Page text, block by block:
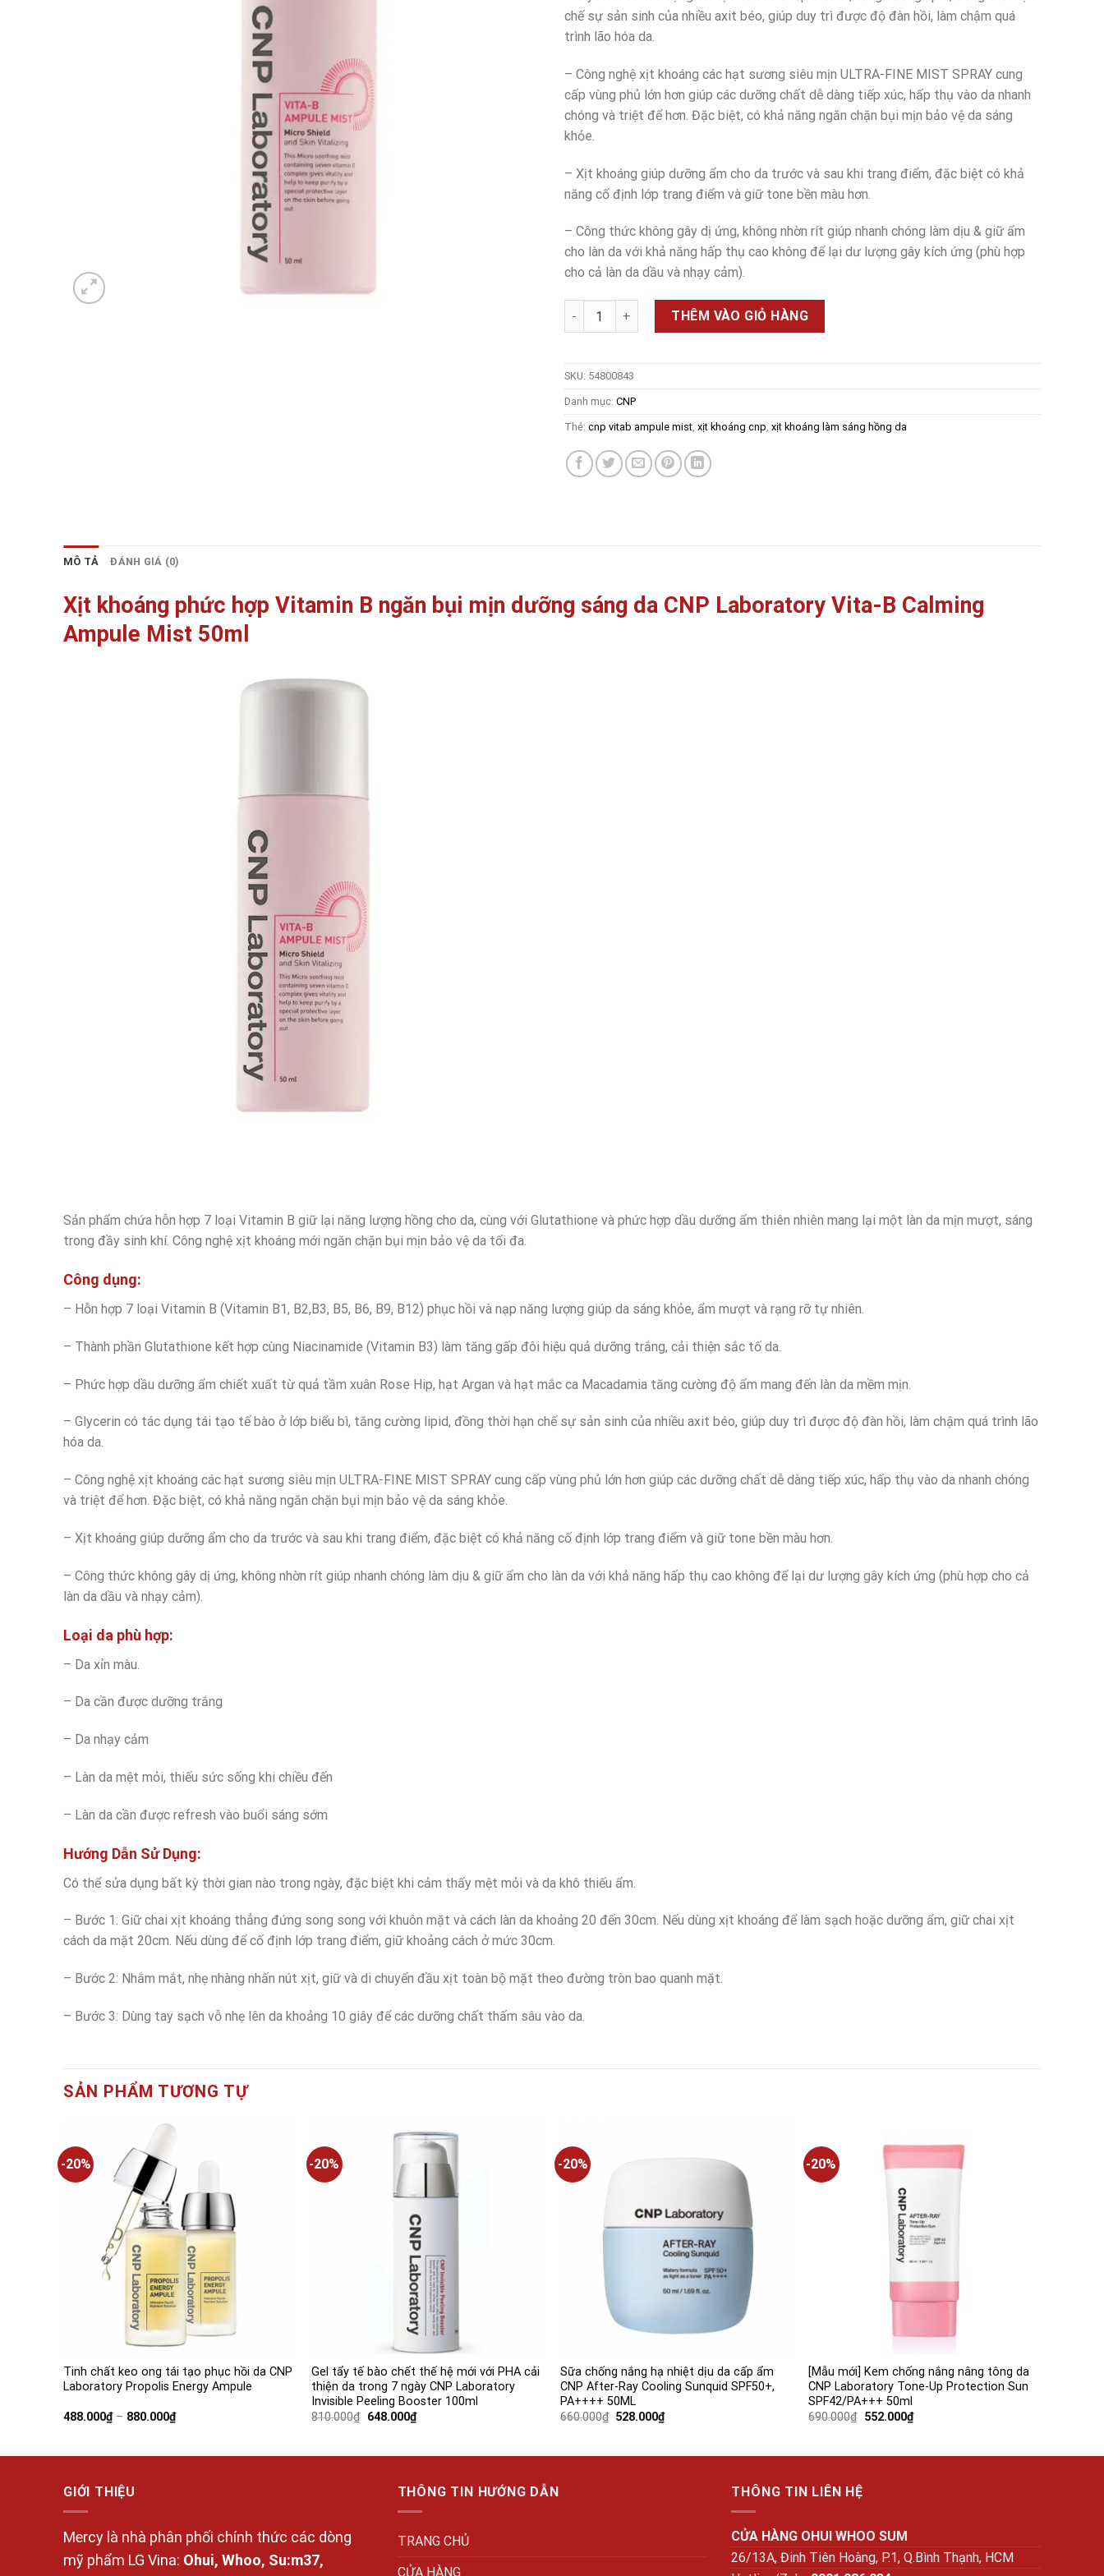
250.000₫.là:
chế sự sản sinh của nhiều axit béo, giúp duy trì được độ đàn hồi, làm chậm quá
trình lão hóa da.
– Công nghệ xịt khoáng các hạt sương siêu mịn ULTRA-FINE MIST SPRAY cung
cấp vùng phủ lớn hơn giúp các dưỡng chất dễ dàng tiếp xúc, hấp thụ vào da nhanh
chóng và triệt để hơn. Đặc biệt, có khả năng ngăn chặn bụi mịn bảo vệ da sáng
khỏe.
– Xịt khoáng giúp dưỡng ẩm cho da trước và sau khi trang điểm, đặc biệt có khả
năng cố định lớp trang điểm và giữ tone bền màu hơn.
– Công thức không gây dị ứng, không nhờn rít giúp nhanh chóng làm dịu & giữ ẩm
cho làn da với khả năng hấp thụ cao không để lại dư lượng gây kích ứng (phù hợp
cho cả làn da dầu và nhạy cảm).
Xịt khoáng phức hợp Vitamin B ngăn bụi mịn dưỡng sáng da CNP Laboratory Vita-B Calming
THÊM VÀO GIỎ HÀNG
SKU: 54800843
Danh mục: CNP
Thẻ: cnp vitab ampule mist, xịt khoáng cnp, xịt khoáng làm sáng hồng da
MÔ TẢ ĐÁNH GIÁ (0)
Xịt khoáng phức hợp Vitamin B ngăn bụi mịn dưỡng sáng da CNP Laboratory Vita-B Calming
Ampule Mist 50ml
Sản phẩm chứa hỗn hợp 7 loại Vitamin B giữ lại năng lượng hồng cho da, cùng với Glutathione và phức hợp dầu dưỡng ẩm thiên nhiên mang lại một làn da mịn mượt, sáng
trong đầy sinh khí. Công nghệ xịt khoáng mới ngăn chặn bụi mịn bảo vệ da tối đa.
Công dụng:
– Hỗn hợp 7 loại Vitamin B (Vitamin B1, B2,B3, B5, B6, B9, B12) phục hồi và nạp năng lượng giúp da sáng khỏe, ẩm mượt và rạng rỡ tự nhiên.
– Thành phần Glutathione kết hợp cùng Niacinamide (Vitamin B3) làm tăng gấp đôi hiệu quả dưỡng trắng, cải thiện sắc tố da.
– Phức hợp dầu dưỡng ẩm chiết xuất từ quả tầm xuân Rose Hip, hạt Argan và hạt mắc ca Macadamia tăng cường độ ẩm mang đến làn da mềm mịn.
– Glycerin có tác dụng tái tạo tế bào ở lớp biểu bì, tăng cường lipid, đồng thời hạn chế sự sản sinh của nhiều axit béo, giúp duy trì được độ đàn hồi, làm chậm quá trình lão
hóa da.
– Công nghệ xịt khoáng các hạt sương siêu mịn ULTRA-FINE MIST SPRAY cung cấp vùng phủ lớn hơn giúp các dưỡng chất dễ dàng tiếp xúc, hấp thụ vào da nhanh chóng
và triệt để hơn. Đặc biệt, có khả năng ngăn chặn bụi mịn bảo vệ da sáng khỏe.
– Xịt khoáng giúp dưỡng ẩm cho da trước và sau khi trang điểm, đặc biệt có khả năng cố định lớp trang điểm và giữ tone bền màu hơn.
– Công thức không gây dị ứng, không nhờn rít giúp nhanh chóng làm dịu & giữ ẩm cho làn da với khả năng hấp thụ cao không để lại dư lượng gây kích ứng (phù hợp cho cả
làn da dầu và nhạy cảm).
Loại da phù hợp:
– Da xỉn màu.
– Da cần được dưỡng trắng
– Da nhạy cảm
– Làn da mệt mỏi, thiếu sức sống khi chiều đến
– Làn da cần được refresh vào buổi sáng sớm
Hướng Dẫn Sử Dụng:
Có thể sửa dụng bất kỳ thời gian nào trong ngày, đặc biệt khi cảm thấy mệt mỏi và da khô thiếu ẩm.
– Bước 1: Giữ chai xịt khoáng thẳng đứng song song với khuôn mặt và cách làn da khoảng 20 đến 30cm. Nếu dùng xịt khoáng để làm sạch hoặc dưỡng ẩm, giữ chai xịt
cách da mặt 20cm. Nếu dùng để cố định lớp trang điểm, giữ khoảng cách ở mức 30cm.
– Bước 2: Nhắm mắt, nhẹ nhàng nhấn nút xịt, giữ và di chuyển đầu xịt toàn bộ mặt theo đường tròn bao quanh mặt.
– Bước 3: Dùng tay sạch vỗ nhẹ lên da khoảng 10 giây để các dưỡng chất thấm sâu vào da.
SẢN PHẨM TƯƠNG TỰ
-20%
Tinh chất keo ong tái tạo phục hồi da CNP
Laboratory Propolis Energy Ampule
488.000₫ – 880.000₫Khoảng
giá:
-20%
Gel tẩy tế bào chết thế hệ mới với PHA cải
thiện da trong 7 ngày CNP Laboratory
Invisible Peeling Booster 100ml
810.000₫ Giá
648.000₫Giá
hiện
-20%
Add to
wishlist
Sữa chống nắng hạ nhiệt dịu da cấp ẩm
CNP After-Ray Cooling Sunquid SPF50+,
PA++++ 50ML
660.000₫ Giá
528.000₫Giá
hiện
-20%
[Mẫu mới] Kem chống nắng nâng tông da
CNP Laboratory Tone-Up Protection Sun
SPF42/PA+++ 50ml
690.000₫ Giá
552.000₫Giá
hiện
GIỚI THIỆU
Mercy là nhà phân phối chính thức các dòng
mỹ phẩm LG Vina: Ohui, Whoo, Su:m37,
THÔNG TIN HƯỚNG DẪN
TRANG CHỦ
CỬA HÀNG
THÔNG TIN LIÊN HỆ
CỬA HÀNG OHUI WHOO SUM
26/13A, Đinh Tiên Hoàng, P.1, Q.Bình Thạnh, HCM